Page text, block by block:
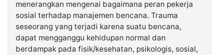
menerangkan mengenai bagaimana peran pekerja
sosial terhadap manajemen bencana. Trauma
seseorang yang terjadi karena suatu bencana,
dapat mengganggu kehidupan normal dan
berdampak pada fisik/kesehatan, psikologis, sosial,